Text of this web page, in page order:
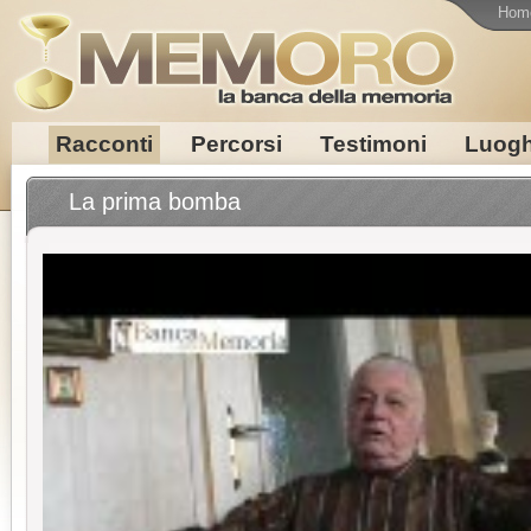
Racconti Percorsi Testimoni
La prima bomba